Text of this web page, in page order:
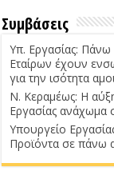
Συμβάσεις
Υπ. Εργασίας:
Εταίρων έχουν
για την ισότητα
Ν. Κεραμέως: Η
Εργασίας ανάχωμα
Υπουργείο
Προϊόντα σε πάνω